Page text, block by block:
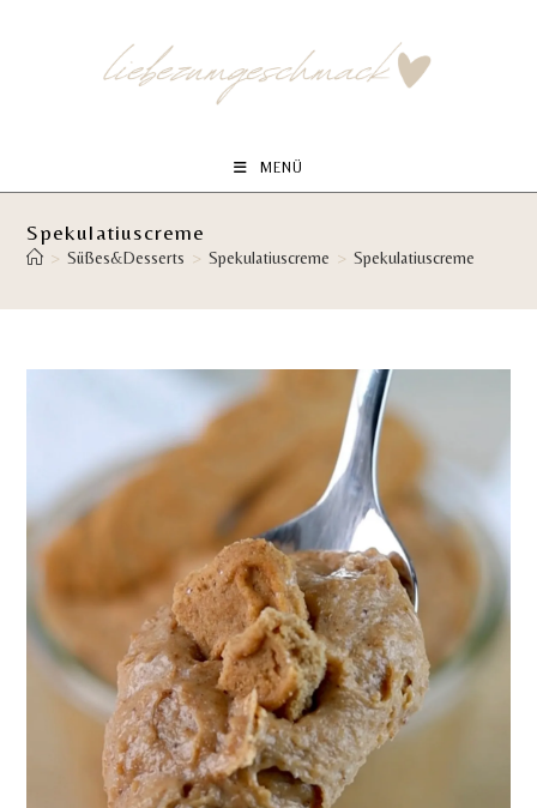
MENÜ
Spekulatiuscreme
> Süßes&Desserts > Spekulatiuscreme > Spekulatiuscreme